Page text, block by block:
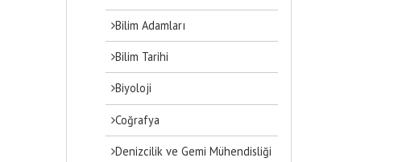
Bilim Adamları
Bilim Tarihi
Biyoloji
Coğrafya
Denizcilik ve Gemi Mühendisliği